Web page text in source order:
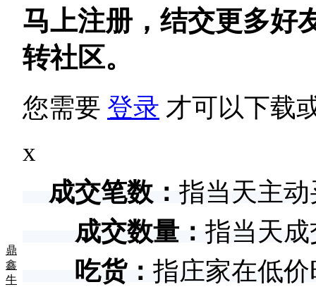
鼎
鑫
牛
马上注册，结交更多好
转社区。
您需要 登录 才可以下载
x
成交笔数： 指当天主
成交数量： 指当天
吃货： 指庄家在低